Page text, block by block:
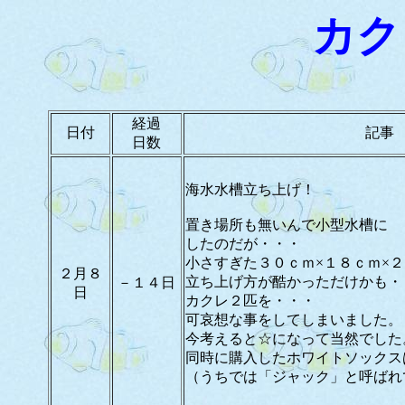
カ
日付
経過
日数
記事
２月８
日
－１４日
海水水槽立ち上げ！
置き場所も無いんで小型水槽に
したのだが・・・
小さすぎた３０ｃｍ×１８ｃｍ×
立ち上げ方が酷かっただけかも・
カクレ２匹を・・・
可哀想な事をしてしまいました。
今考えると☆になって当然でした
同時に購入したホワイトソック
（うちでは「ジャック」と呼ば